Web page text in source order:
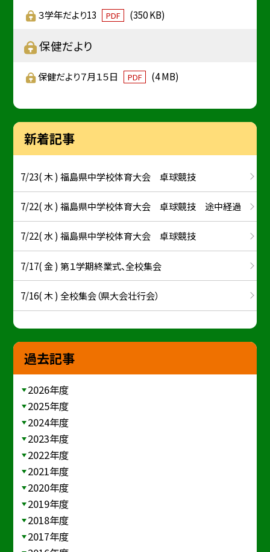
３学年だより13
PDF (350 KB)
保健だより
保健だより７月１５日 PDF (4 MB)
新着記事
7/23( 木 ) 福島県中学校体育大会 卓球競技
7/22( 水 ) 福島県中学校体育大会 卓球競技 途中経過
7/22( 水 ) 福島県中学校体育大会 卓球競技
7/17( 金 ) 第１学期終業式、全校集会
7/16( 木 ) 全校集会（県大会壮行会）
過去記事
2026年度
2025年度
2024年度
2023年度
2022年度
2021年度
2020年度
2019年度
2018年度
2017年度